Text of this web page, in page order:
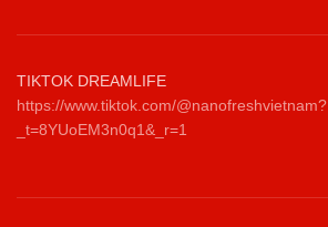
TIKTOK DREAMLIFE
https://www.tiktok.com/@nanofreshvietnam?
_t=8YUoEM3n0q1&_r=1